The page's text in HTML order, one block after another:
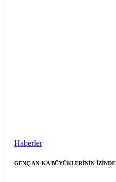
Haberler
GENÇ AN-KA BÜYÜKLERİNİN İZİNDE